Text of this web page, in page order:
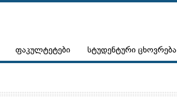
ფაკულტეტები სტუდენტური ცხოვრება